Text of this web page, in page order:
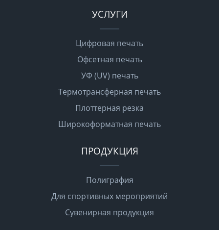
УСЛУГИ
Цифровая печать
Офсетная печать
УФ (UV) печать
Термотрансферная печать
Плоттерная резка
Широкоформатная печать
ПРОДУКЦИЯ
Полиграфия
Для спортивных мероприятий
Сувенирная продукция